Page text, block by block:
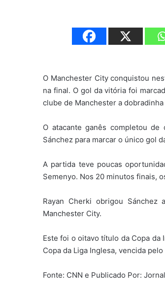
O Manchester City conquistou
na final. O gol da vitória foi
clube de Manchester a
O atacante ganês completou
Sánchez para marcar o único gol
A partida teve poucas
Semenyo. Nos 20 minutos finais,
Rayan Cherki obrigou
Manchester City.
Este foi o oitavo título da Copa da
Copa da Liga Inglesa, vencida
Fonte: CNN e Publicado Por: